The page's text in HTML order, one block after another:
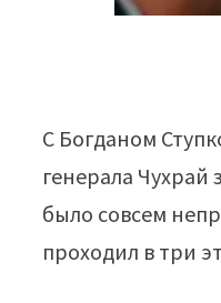
С Богданом
генерала
было совсем
проходил в три